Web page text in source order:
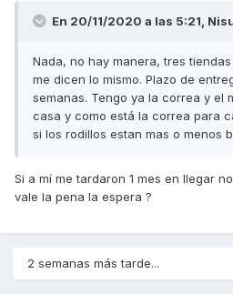
En 20/11/2020 a las 5:21,
Nada, no hay manera, tres
me dicen lo mismo. Plazo de
semanas. Tengo ya la correa y el
casa y como está la correa para
si los rodillos estan mas o menos
Si a mí me tardaron 1 mes en llegar
vale la pena la espera ?
2 semanas más tarde...